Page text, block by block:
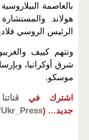
بالعاصمة
هولاند
الرئيس الروسي
وتتهم كييف
شرق أوكرانيا،
موسكو.
اشترك في
جديد... (